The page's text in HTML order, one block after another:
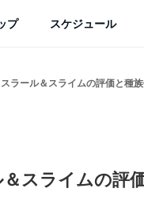
プ スケジュール
スラール＆スライムの評価と種
スライムの評